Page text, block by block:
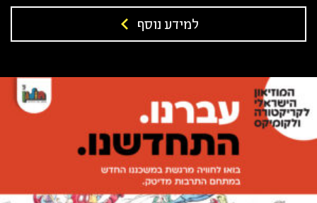
למידע נוסף